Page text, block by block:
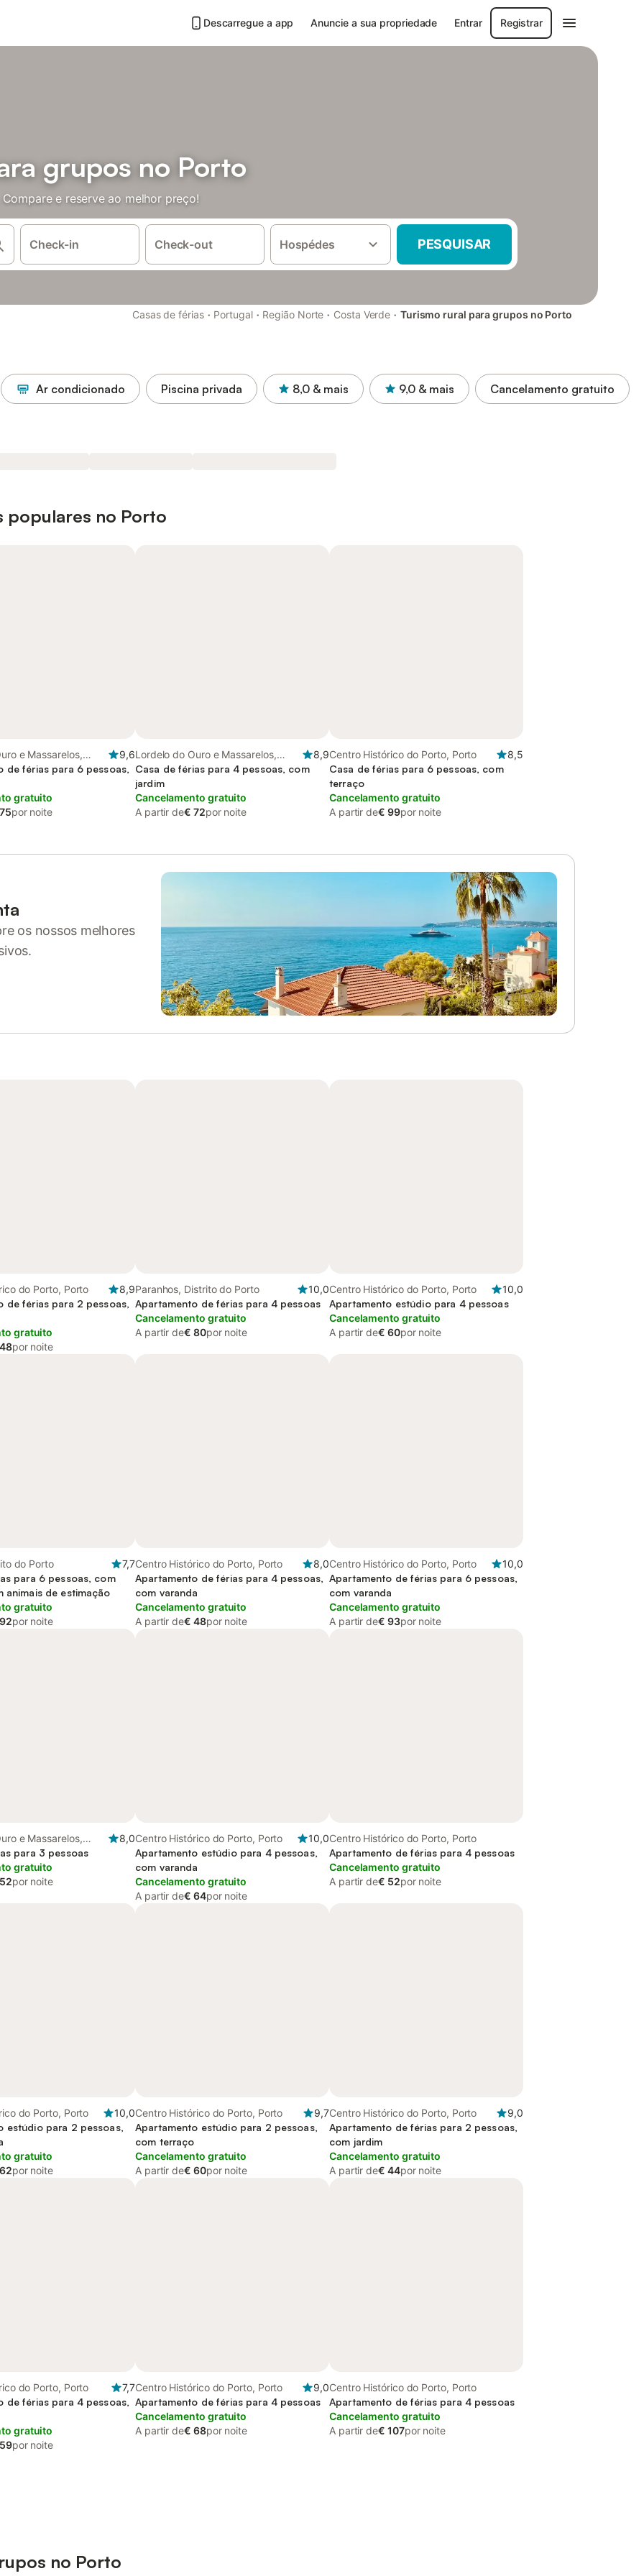
Descarregue a app Anuncie a sua propriedade Entrar Registrar
grupos no Porto
e reserve ao melhor preço!
Check-in Check-out Hospédes PESQUISAR
Casas de férias · Portugal · Região Norte · Costa Verde · Turismo rural para grupos no Porto
Ar condicionado Piscina privada 8,0 & mais 9,0 & mais Cancelamento gratuito
populares no Porto
e Massarelos,
9,6
de férias para 6 pessoas,
gratuito
por noite
Lordelo do Ouro e Massarelos,
Distrito do Porto
8,9
Casa de férias para 4 pessoas, com
jardim
Cancelamento gratuito
A partir de€ 72por noite
Centro Histórico do Porto, Porto
8,5
Casa de férias para 6 pessoas, com
terraço
Cancelamento gratuito
A partir de€ 99por noite
os nossos melhores
do Porto, Porto
8,9
de férias para 2 pessoas,
gratuito
por noite
Paranhos, Distrito do Porto
10,0
Apartamento de férias para 4 pessoas
Cancelamento gratuito
A partir de€ 80por noite
Centro Histórico do Porto, Porto
10,0
Apartamento estúdio para 4 pessoas
Cancelamento gratuito
A partir de€ 60por noite
do Porto
7,7
para 6 pessoas, com
animais de estimação
gratuito
por noite
Centro Histórico do Porto, Porto
8,0
Apartamento de férias para 4 pessoas,
com varanda
Cancelamento gratuito
A partir de€ 48por noite
Centro Histórico do Porto, Porto
10,0
Apartamento de férias para 6 pessoas,
com varanda
Cancelamento gratuito
A partir de€ 93por noite
e Massarelos,
8,0
para 3 pessoas
gratuito
por noite
Centro Histórico do Porto, Porto
10,0
Apartamento estúdio para 4 pessoas,
com varanda
Cancelamento gratuito
A partir de€ 64por noite
Centro Histórico do Porto, Porto
Apartamento de férias para 4 pessoas
Cancelamento gratuito
A partir de€ 52por noite
do Porto, Porto
10,0
estúdio para 2 pessoas,
gratuito
por noite
Centro Histórico do Porto, Porto
9,7
Apartamento estúdio para 2 pessoas,
com terraço
Cancelamento gratuito
A partir de€ 60por noite
Centro Histórico do Porto, Porto
9,0
Apartamento de férias para 2 pessoas,
com jardim
Cancelamento gratuito
A partir de€ 44por noite
do Porto, Porto
7,7
de férias para 4 pessoas,
gratuito
por noite
Centro Histórico do Porto, Porto
9,0
Apartamento de férias para 4 pessoas
Cancelamento gratuito
A partir de€ 68por noite
Centro Histórico do Porto, Porto
Apartamento de férias para 4 pessoas
Cancelamento gratuito
A partir de€ 107por noite
no Porto